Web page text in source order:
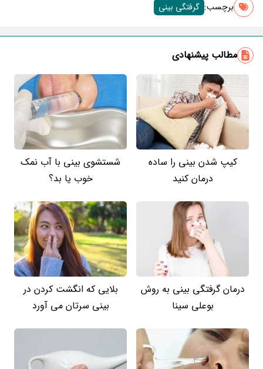
برچسب‌: گرفتگی بینی
مطالب پیشنهادی
کیپ شدن بینی را ساده
درمان کنید
شستشوی بینی با آب نمک
خوب یا بد؟
درمان گرفتگی بینی به روش
بوعلی سینا
بلایی که انگشت کردن در
بینی سرتان می آورد